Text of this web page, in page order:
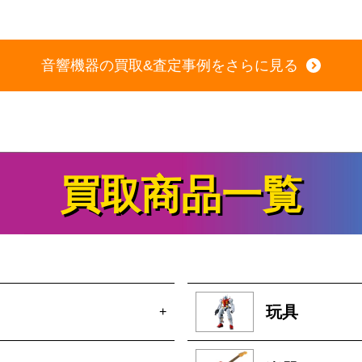
音響機器の買取&査定事例をさらに見る
買取商品一覧
+ 玩具